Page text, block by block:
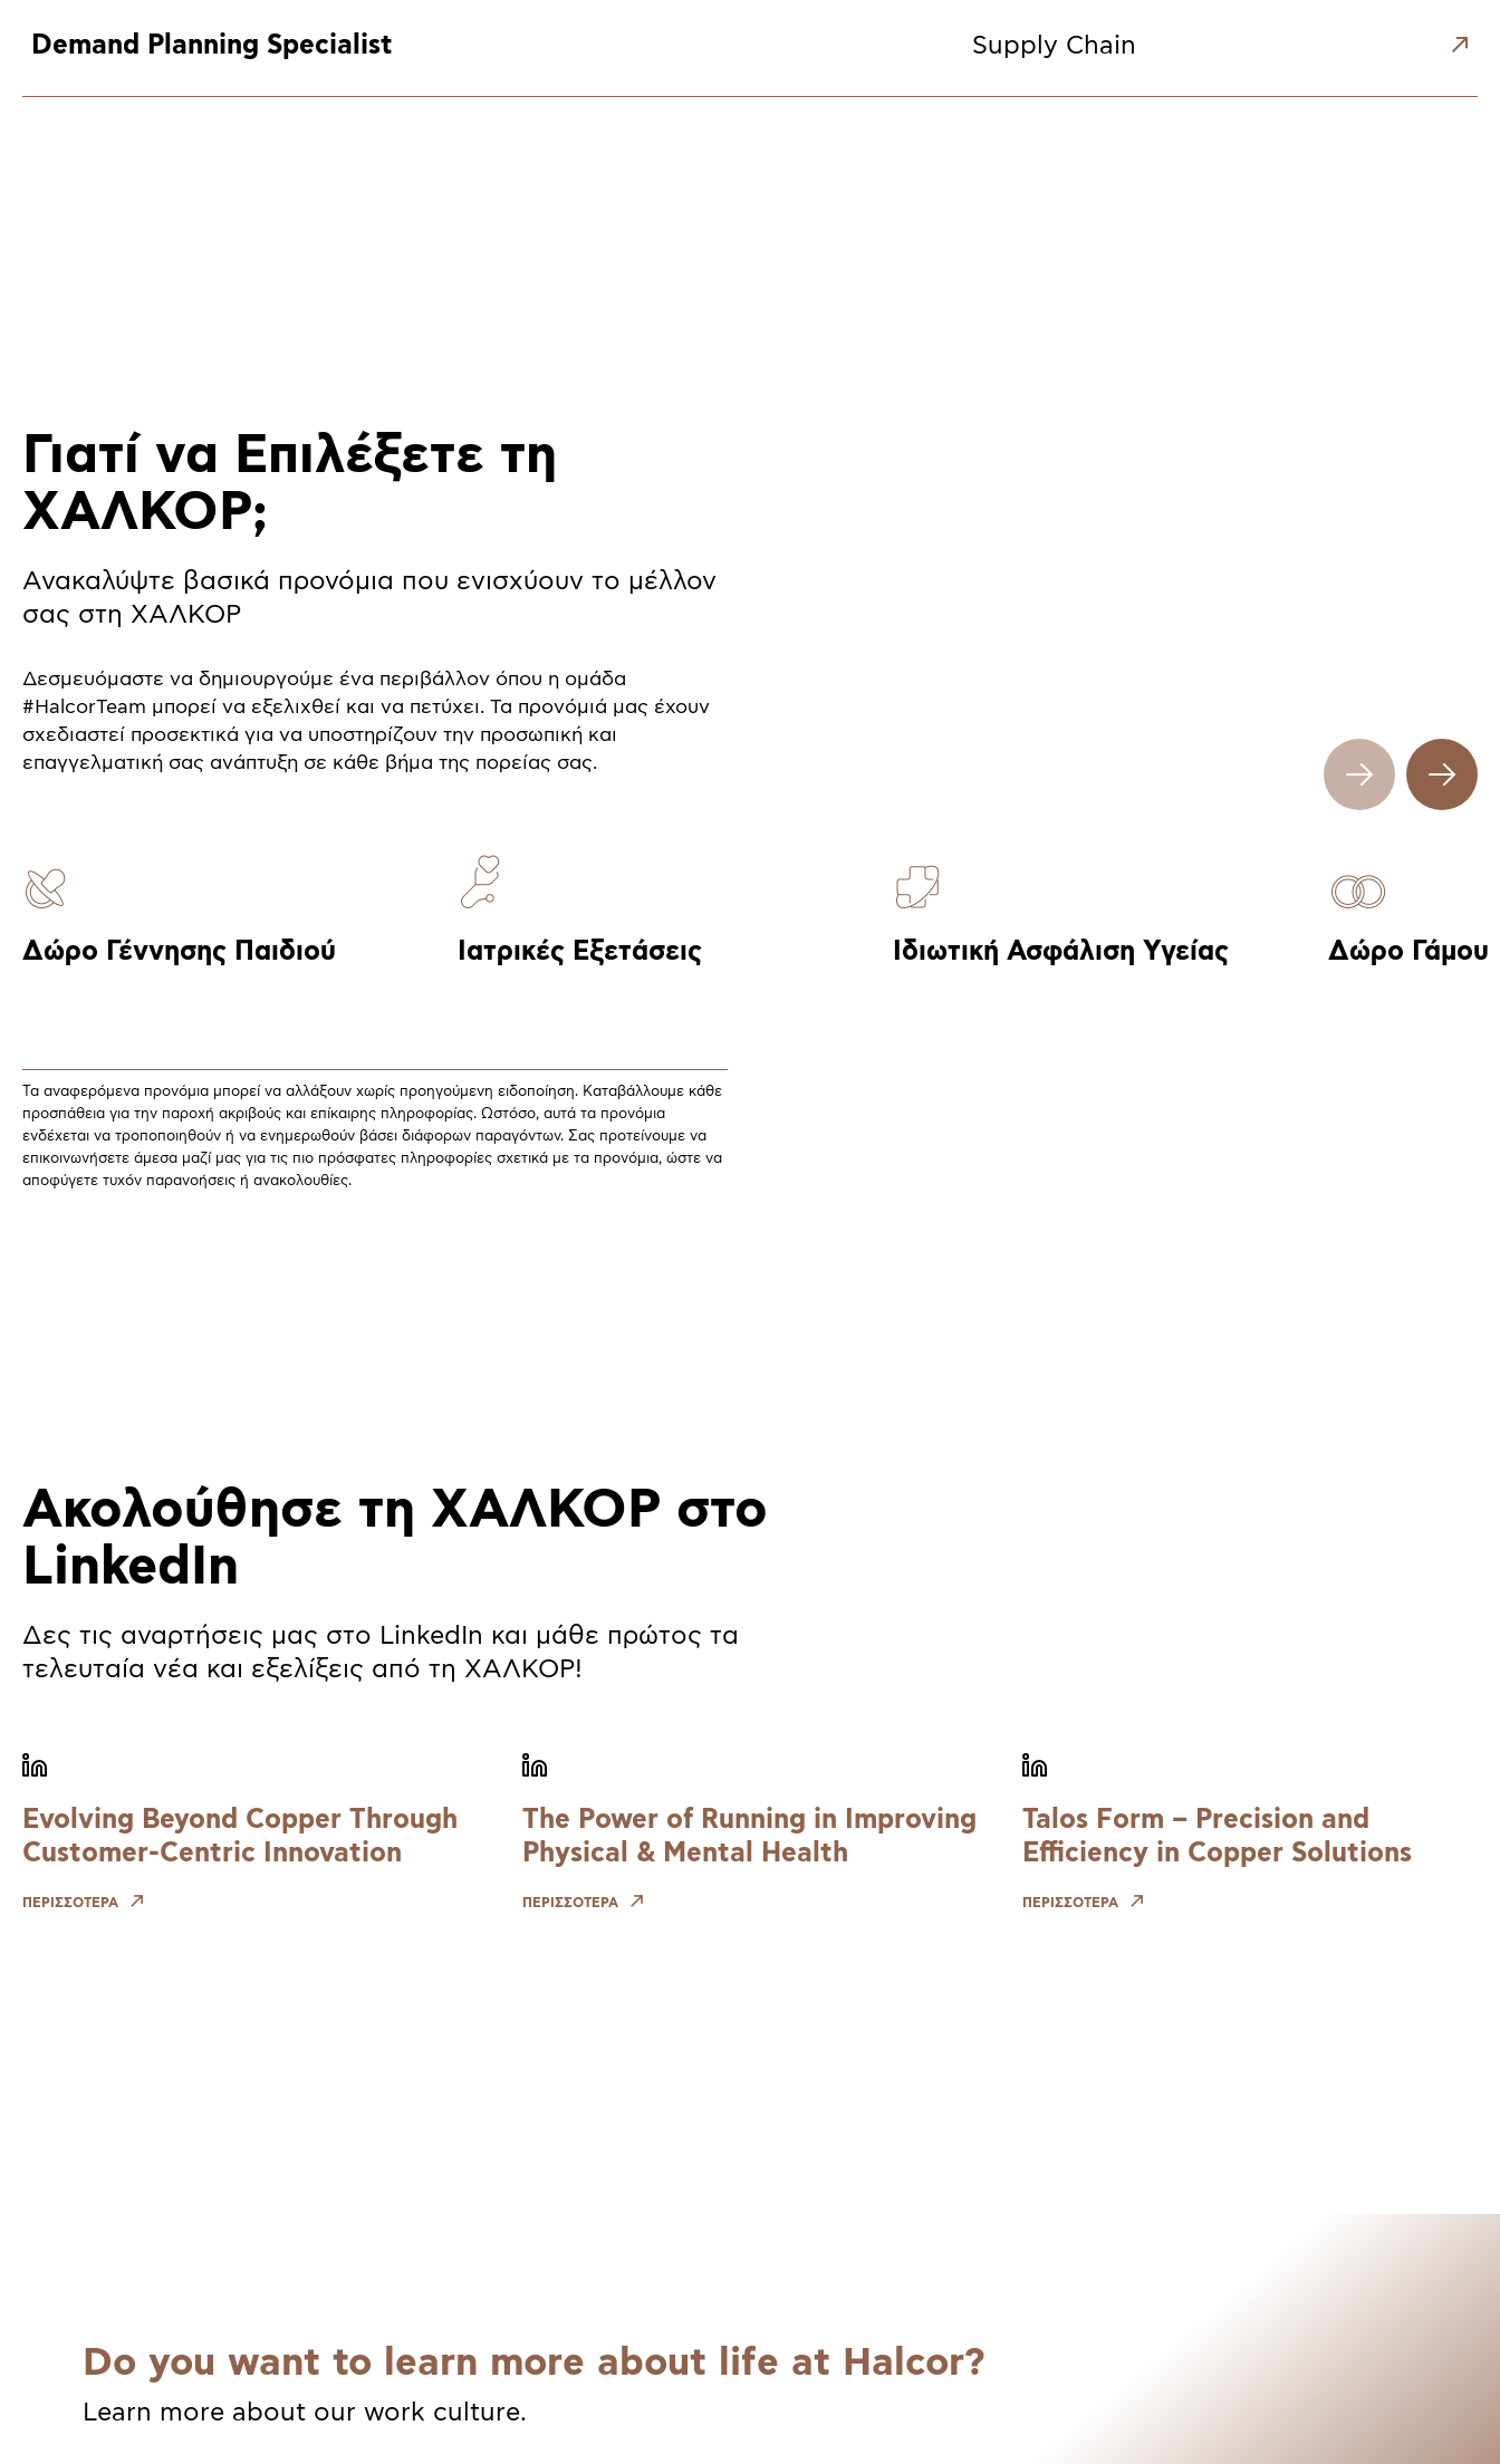
Demand Planning Specialist Supply Chain
Γιατί να Επιλέξετε τη
ΧΑΛΚΟΡ;
Ανακαλύψτε βασικά προνόμια που ενισχύουν το μέλλον
σας στη ΧΑΛΚΟΡ
Δεσμευόμαστε να δημιουργούμε ένα περιβάλλον όπου η ομάδα
#HalcorTeam μπορεί να εξελιχθεί και να πετύχει. Τα προνόμιά μας έχουν
σχεδιαστεί προσεκτικά για να υποστηρίζουν την προσωπική και
επαγγελματική σας ανάπτυξη σε κάθε βήμα της πορείας σας.
Δώρο Γέννησης Παιδιού Ιατρικές Εξετάσεις Ιδιωτική Ασφάλιση Υγείας Δώρο Γάμου
Τα αναφερόμενα προνόμια μπορεί να αλλάξουν χωρίς προηγούμενη ειδοποίηση. Καταβάλλουμε κάθε
προσπάθεια για την παροχή ακριβούς και επίκαιρης πληροφορίας. Ωστόσο, αυτά τα προνόμια
ενδέχεται να τροποποιηθούν ή να ενημερωθούν βάσει διάφορων παραγόντων. Σας προτείνουμε να
επικοινωνήσετε άμεσα μαζί μας για τις πιο πρόσφατες πληροφορίες σχετικά με τα προνόμια, ώστε να
αποφύγετε τυχόν παρανοήσεις ή ανακολουθίες.
Ακολούθησε τη ΧΑΛΚΟΡ στο
LinkedIn
Δες τις αναρτήσεις μας στο LinkedIn και μάθε πρώτος τα
τελευταία νέα και εξελίξεις από τη ΧΑΛΚΟΡ!
Evolving Beyond Copper Through
Customer-Centric Innovation
ΠΕΡΙΣΣΟΤΕΡΑ
The Power of Running in Improving
Physical & Mental Health
ΠΕΡΙΣΣΟΤΕΡΑ
Talos Form – Precision and
Efficiency in Copper Solutions
ΠΕΡΙΣΣΟΤΕΡΑ
Do you want to learn more about life at Halcor?
Learn more about our work culture.